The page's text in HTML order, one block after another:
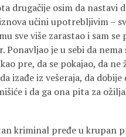
drugačije osim da nastavi
učini upotrebljivim –
sve više zarastao i sam se
je u sebi da
pre, da se pokajao, da ne
izađe iz vešeraja, da
i da ga ona pita za
kriminal pređe u krupan